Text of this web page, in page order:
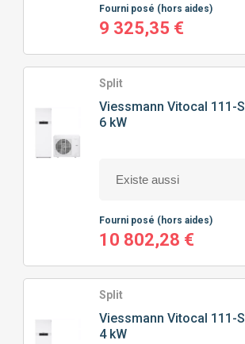
Fourni posé (hors aides)
9 325,35 €
Split
Viessmann Vitocal 111-S
6 kW
Fourni posé (hors aides)
10 802,28 €
Split
Viessmann Vitocal 111-S
4 kW